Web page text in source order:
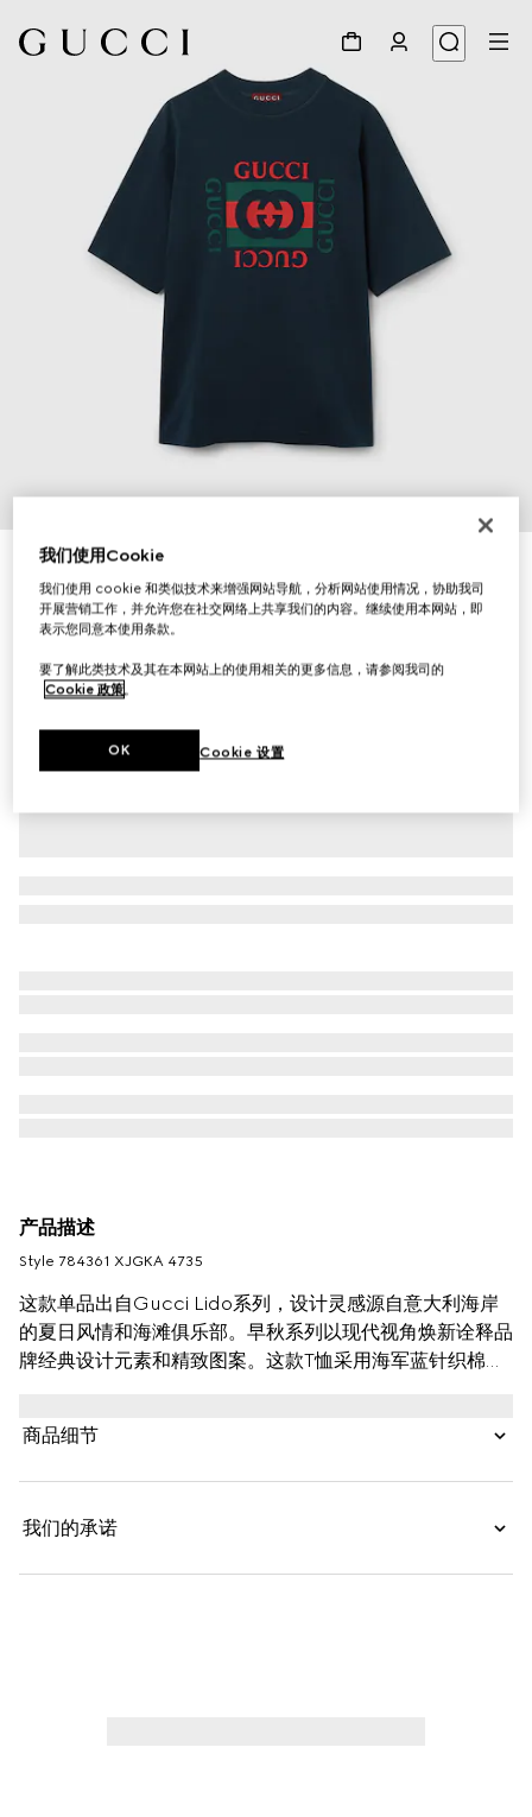
饰Gucci印花针织棉T恤
A$800
相关款式海军蓝
产品描述
Style ‎784361 XJGKA 4735
这款单品出自Gucci Lido系列，设计灵感源自意大利海岸
的夏日风情和海滩俱乐部。早秋系列以现代视角焕新诠释品
牌经典设计元素和精致图案。这款T恤采用海军蓝针织棉精
商品细节
我们的承诺
我们使用Cookie
我们使用 cookie 和类似技术来增强网站导航，分析网站使用情况，协助我司
开展营销工作，并允许您在社交网络上共享我们的内容。继续使用本网站，即
表示您同意本使用条款。
要了解此类技术及其在本网站上的使用相关的更多信息，请参阅我司的
Cookie 政策。
Cookie 设置
OK